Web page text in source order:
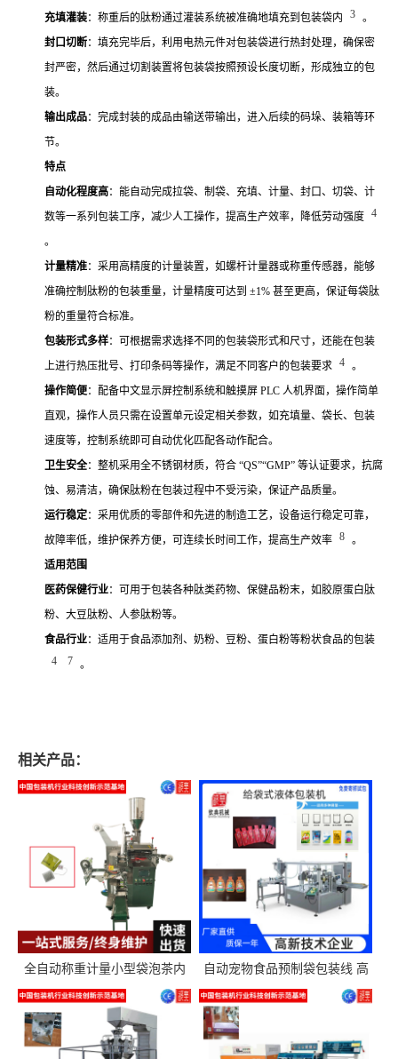
充填灌装：称重后的肽粉通过灌装系统被准确地填充到包装袋内 3 。
封口切断：填充完毕后，利用电热元件对包装袋进行热封处理，确保密
封严密，然后通过切割装置将包装袋按照预设长度切断，形成独立的包
装。
输出成品：完成封装的成品由输送带输出，进入后续的码垛、装箱等环
节。
特点
自动化程度高：能自动完成拉袋、制袋、充填、计量、封口、切袋、计
数等一系列包装工序，减少人工操作，提高生产效率，降低劳动强度 4
。
计量精准：采用高精度的计量装置，如螺杆计量器或称重传感器，能够
准确控制肽粉的包装重量，计量精度可达到 ±1% 甚至更高，保证每袋肽
粉的重量符合标准。
包装形式多样：可根据需求选择不同的包装袋形式和尺寸，还能在包装
上进行热压批号、打印条码等操作，满足不同客户的包装要求 4 。
操作简便：配备中文显示屏控制系统和触摸屏 PLC 人机界面，操作简单
直观，操作人员只需在设置单元设定相关参数，如充填量、袋长、包装
速度等，控制系统即可自动优化匹配各动作配合。
卫生安全：整机采用全不锈钢材质，符合 “QS”“GMP” 等认证要求，抗腐
蚀、易清洁，确保肽粉在包装过程中不受污染，保证产品质量。
运行稳定：采用优质的零部件和先进的制造工艺，设备运行稳定可靠，
故障率低，维护保养方便，可连续长时间工作，提高生产效率 8 。
适用范围
医药保健行业：可用于包装各种肽类药物、保健品粉末，如胶原蛋白肽
粉、大豆肽粉、人参肽粉等。
食品行业：适用于食品添加剂、奶粉、豆粉、蛋白粉等粉状食品的包装
4
7 。
相关产品：
全自动称重计量小型袋泡茶内
外袋包装机三角包茶叶包装机
自动宠物食品预制袋包装线 高
精度称重分装给袋式包装机